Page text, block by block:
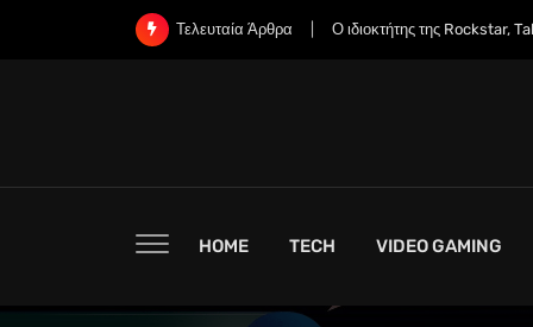
Τελευταία ΆρθραΟ ιδιοκτήτης της Rockstar, Take-Two,
HOME TECH VIDEO GAMING